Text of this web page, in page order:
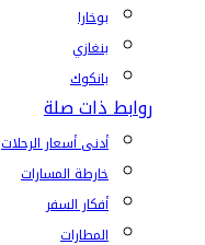
بوخارا
بنغازي
بانكوك
روابط ذات صلة
أدنى أسعار الرحلات
خارطة المسارات
أفكار السفر
المطارات